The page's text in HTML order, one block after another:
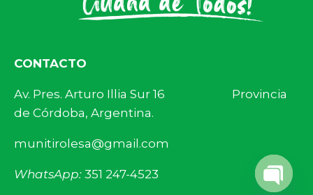
CONTACTO
Av. Pres. Arturo Illia Sur 16 Provincia
de Córdoba, Argentina.
munitirolesa@gmail.com
WhatsApp: 351 247-4523